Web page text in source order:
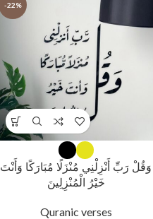
-22%
وَقُلْ رَبِّ أَنْزِلْنِي مُنْزَلًا مُبَارَكًا وَأَنْتَ
خَيْرُ الْمُنْزِلِينَ
Quranic verses